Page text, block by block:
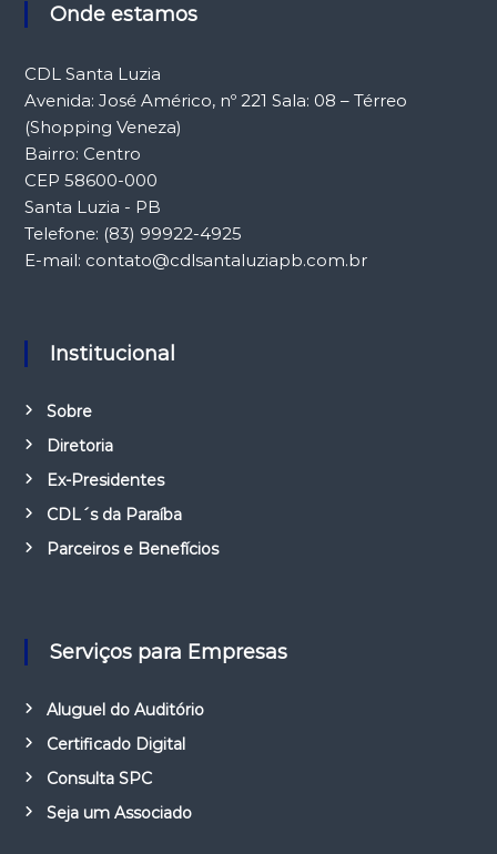
Onde estamos
CDL Santa Luzia
Avenida: José Américo, nº 221 Sala: 08 – Térreo
(Shopping Veneza)
Bairro: Centro
CEP 58600-000
Santa Luzia - PB
Telefone: (83) 99922-4925
E-mail: contato@cdlsantaluziapb.com.br
Institucional
Sobre
Diretoria
Ex-Presidentes
CDL´s da Paraíba
Parceiros e Benefícios
Serviços para Empresas
Aluguel do Auditório
Certificado Digital
Consulta SPC
Seja um Associado